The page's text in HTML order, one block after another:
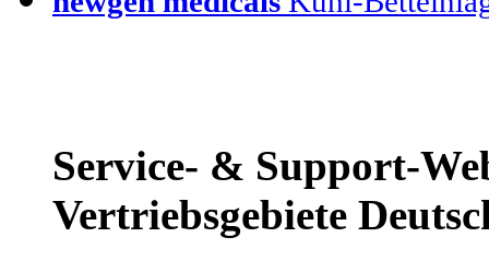
Service- & Support-
Vertriebsgebiete